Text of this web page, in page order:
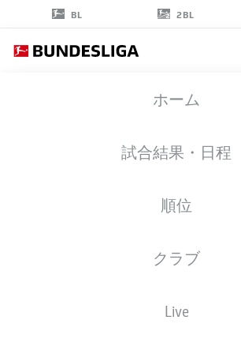
BL 2BL
ホーム
試合結果・日程
順位
クラブ
Live